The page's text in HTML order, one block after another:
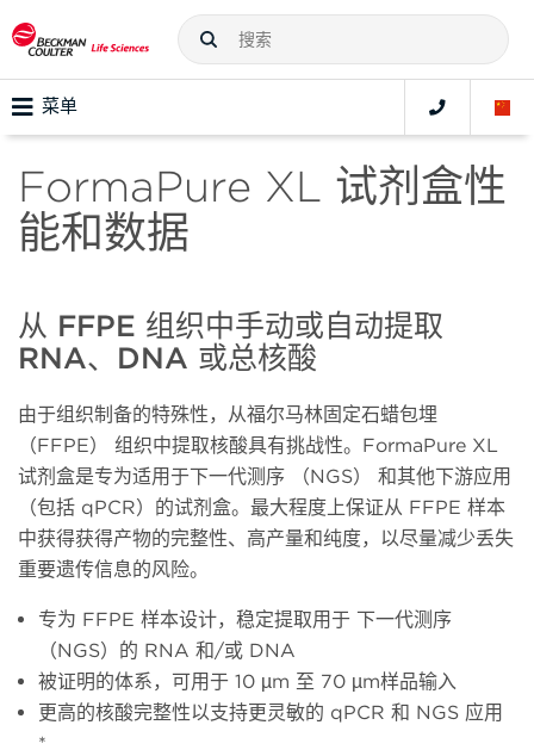
菜单
FormaPure XL 试剂盒性
能和数据
从 FFPE 组织中手动或自动提取
RNA、DNA 或总核酸
由于组织制备的特殊性，从福尔马林固定石蜡包埋
（FFPE） 组织中提取核酸具有挑战性。FormaPure XL
试剂盒是专为适用于下一代测序 （NGS） 和其他下游应用
（包括 qPCR）的试剂盒。最大程度上保证从 FFPE 样本
中获得获得产物的完整性、高产量和纯度，以尽量减少丢失
重要遗传信息的风险。
专为 FFPE 样本设计，稳定提取用于 下一代测序
（NGS）的 RNA 和/或 DNA
被证明的体系，可用于 10 µm 至 70 µm样品输入
更高的核酸完整性以支持更灵敏的 qPCR 和 NGS 应用
*